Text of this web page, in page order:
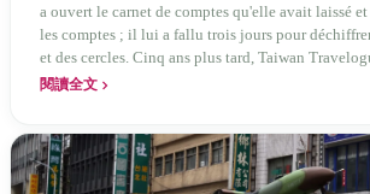
a ouvert le carnet de comptes qu'elle avait laissé
les comptes ; il lui a fallu trois jours pour
et des cercles. Cinq ans plus tard, Taiwan
Chanshan, portait la mention « par Chihako
traduit un livre inexistant sous le nom de sa sœur.
閱讀全文